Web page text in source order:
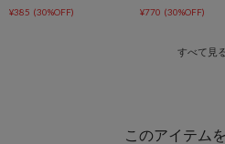
¥385 (30%OFF)
¥770 (30%OFF)
このアイテム